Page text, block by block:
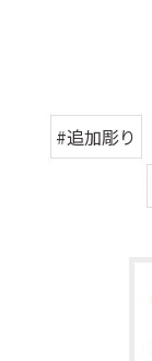
#追加彫り